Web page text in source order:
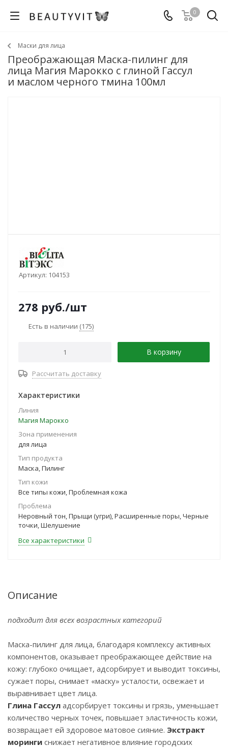
0
Маски для лица
Преображающая Маска-пилинг для
лица Магия Марокко с глиной Гассул
и маслом черного тмина 100мл
Артикул: 104153
278 руб./шт
Есть в наличии (175)
В корзину
Рассчитать доставку
Характеристики
Линия
Магия Марокко
Зона применения
для лица
Тип продукта
Маска, Пилинг
Тип кожи
Все типы кожи, Проблемная кожа
Проблема
Неровный тон, Прыщи (угри), Расширенные поры, Черные
точки, Шелушение
Все характеристики
Описание
подходит для всех возрастных категорий
Маска-пилинг для лица, благодаря комплексу активных
компонентов, оказывает преображающее действие на
кожу: глубоко очищает, адсорбирует и выводит токсины,
сужает поры, снимает «маску» усталости, освежает и
выравнивает цвет лица.
Глина Гассул адсорбирует токсины и грязь, уменьшает
количество черных точек, повышает эластичность кожи,
возвращает ей здоровое матовое сияние. Экстракт
моринги снижает негативное влияние городских